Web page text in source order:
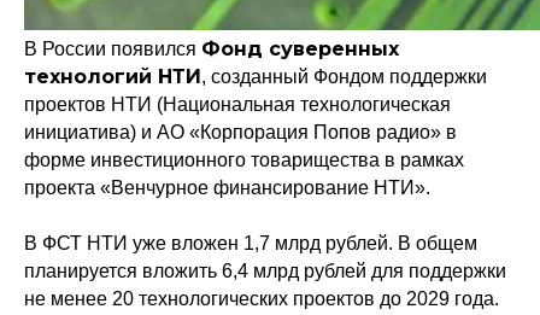
В России появился Фонд суверенных
технологий НТИ, созданный Фондом поддержки
проектов НТИ (Национальная технологическая
инициатива) и АО «Корпорация Попов радио» в
форме инвестиционного товарищества в рамках
проекта «Венчурное финансирование НТИ».
В ФСТ НТИ уже вложен 1,7 млрд рублей. В общем
планируется вложить 6,4 млрд рублей для поддержки
не менее 20 технологических проектов до 2029 года.